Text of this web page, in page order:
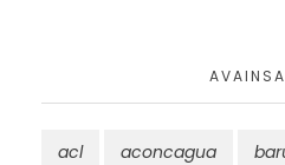
acl aconcagua